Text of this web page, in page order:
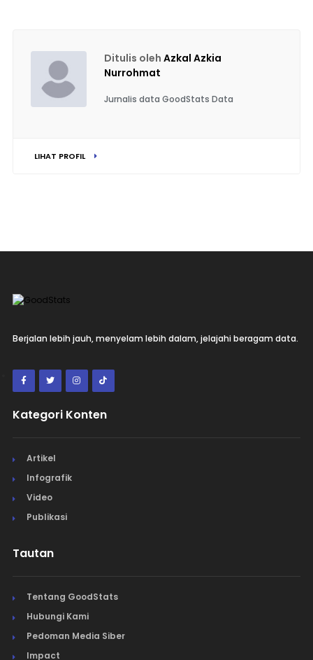
Ditulis oleh Azkal Azkia
Nurrohmat
Jurnalis data GoodStats Data
LIHAT PROFIL
Berjalan lebih jauh, menyelam lebih dalam, jelajahi beragam data.
Kategori Konten
Artikel
Infografik
Video
Publikasi
Tautan
Tentang GoodStats
Hubungi Kami
Pedoman Media Siber
Impact